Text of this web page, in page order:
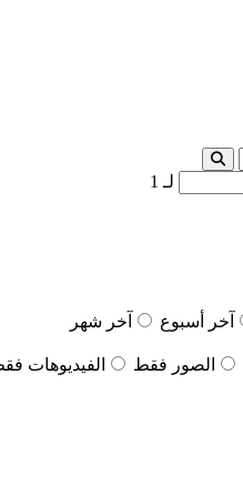
لـ 1
آخر أسبوع
آخر شهر
الصور فقط الفيديوهات